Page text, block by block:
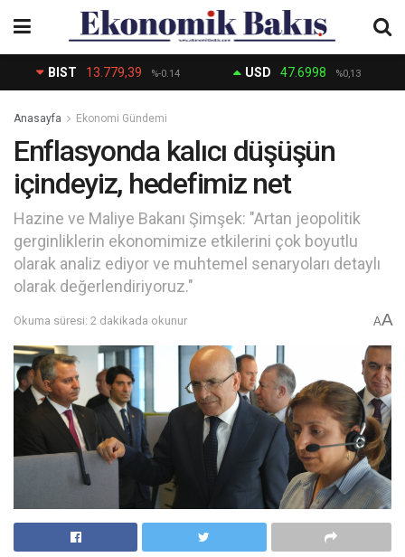
BIST 13.779,39 %-0.14 USD 47.6998 %0,13
Anasayfa Ekonomi Gündemi
Enflasyonda kalıcı düşüşün
içindeyiz, hedefimiz net
Hazine ve Maliye Bakanı Şimşek: "Artan jeopolitik
gerginliklerin ekonomimize etkilerini çok boyutlu
olarak analiz ediyor ve muhtemel senaryoları detaylı
olarak değerlendiriyoruz."
Okuma süresi: 2 dakikada okunur AA